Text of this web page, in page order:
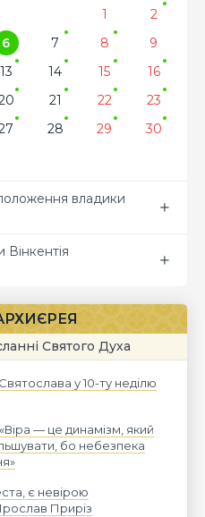
1
2
6 7 8
9
13 14 15
16
21 22
23
28 29
30
владики
Святого Духа
у 10-ту неділю
— це динамізм, який
бо небезпека
є невірою
Приріз